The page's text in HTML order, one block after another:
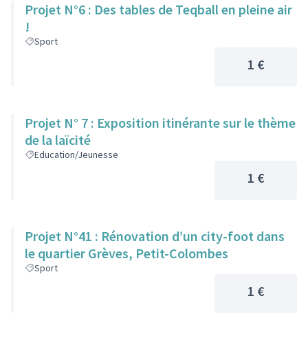
Projet N°6 : Des tables de Teqball en pleine air
!
Sport
1 €
Projet N° 7 : Exposition itinérante sur le thème
de la laïcité
Education/Jeunesse
1 €
Projet N°41 : Rénovation d’un city-foot dans
le quartier Grèves, Petit-Colombes
Sport
1 €